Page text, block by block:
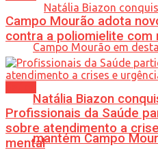
Natália Biazon
mantém Campo
Campo Mourão adota
contra a poliomielite com
Profissionais da Saúde
sobre atendimento a
mental